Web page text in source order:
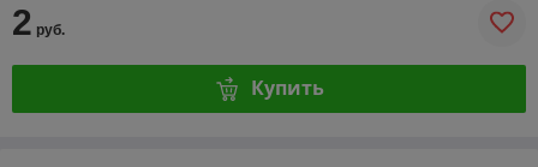
2 руб.
Купить